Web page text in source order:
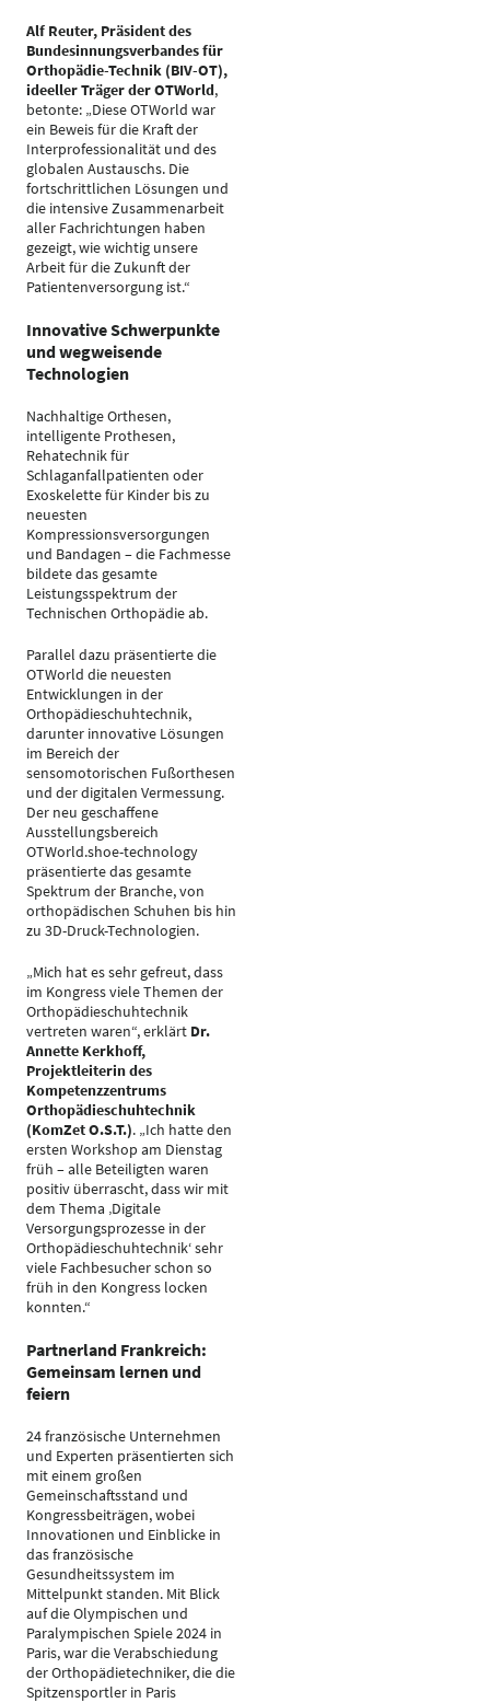
Alf Reuter, Präsident des
Bundesinnungsverbandes für
Orthopädie-Technik (BIV-OT),
ideeller Träger der OTWorld,
betonte: „Diese OTWorld war
ein Beweis für die Kraft der
Interprofessionalität und des
globalen Austauschs. Die
fortschrittlichen Lösungen und
die intensive Zusammenarbeit
aller Fachrichtungen haben
gezeigt, wie wichtig unsere
Arbeit für die Zukunft der
Patientenversorgung ist.“
Innovative Schwerpunkte
und wegweisende
Technologien
Nachhaltige Orthesen,
intelligente Prothesen,
Rehatechnik für
Schlaganfallpatienten oder
Exoskelette für Kinder bis zu
neuesten
Kompressionsversorgungen
und Bandagen – die Fachmesse
bildete das gesamte
Leistungsspektrum der
Technischen Orthopädie ab.
Parallel dazu präsentierte die
OTWorld die neuesten
Entwicklungen in der
Orthopädieschuhtechnik,
darunter innovative Lösungen
im Bereich der
sensomotorischen Fußorthesen
und der digitalen Vermessung.
Der neu geschaffene
Ausstellungsbereich
OTWorld.shoe-technology
präsentierte das gesamte
Spektrum der Branche, von
orthopädischen Schuhen bis hin
zu 3D-Druck-Technologien.
„Mich hat es sehr gefreut, dass
im Kongress viele Themen der
Orthopädieschuhtechnik
vertreten waren“, erklärt Dr.
Annette Kerkhoff,
Projektleiterin des
Kompetenzzentrums
Orthopädieschuhtechnik
(KomZet O.S.T.). „Ich hatte den
ersten Workshop am Dienstag
früh – alle Beteiligten waren
positiv überrascht, dass wir mit
dem Thema ‚Digitale
Versorgungsprozesse in der
Orthopädieschuhtechnik‘ sehr
viele Fachbesucher schon so
früh in den Kongress locken
konnten.“
Partnerland Frankreich:
Gemeinsam lernen und
feiern
24 französische Unternehmen
und Experten präsentierten sich
mit einem großen
Gemeinschaftsstand und
Kongressbeiträgen, wobei
Innovationen und Einblicke in
das französische
Gesundheitssystem im
Mittelpunkt standen. Mit Blick
auf die Olympischen und
Paralympischen Spiele 2024 in
Paris, war die Verabschiedung
der Orthopädietechniker, die die
Spitzensportler in Paris